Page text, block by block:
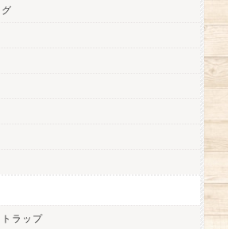
ラップ